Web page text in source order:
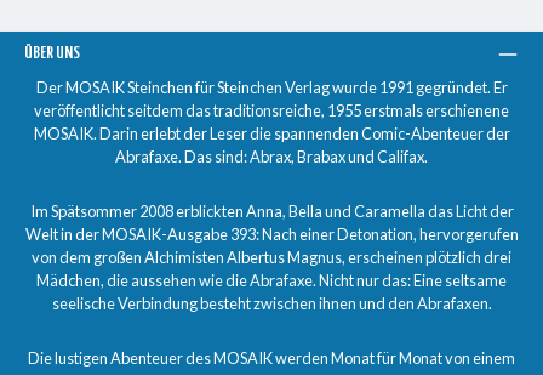
ÜBER UNS
Der MOSAIK Steinchen für Steinchen Verlag wurde 1991 gegründet. Er
veröffentlicht seitdem das traditionsreiche, 1955 erstmals erschienene
MOSAIK. Darin erlebt der Leser die spannenden Comic-Abenteuer der
Abrafaxe. Das sind: Abrax, Brabax und Califax.
Im Spätsommer 2008 erblickten Anna, Bella und Caramella das Licht der
Welt in der MOSAIK-Ausgabe 393: Nach einer Detonation, hervorgerufen
von dem großen Alchimisten Albertus Magnus, erscheinen plötzlich drei
Mädchen, die aussehen wie die Abrafaxe. Nicht nur das: Eine seltsame
seelische Verbindung besteht zwischen ihnen und den Abrafaxen.
Die lustigen Abenteuer des MOSAIK werden Monat für Monat von einem